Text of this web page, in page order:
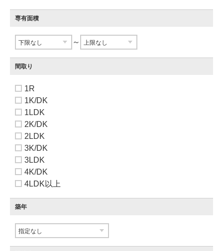
専有面積
～
間取り
1R
1K/DK
1LDK
2K/DK
2LDK
3K/DK
3LDK
4K/DK
4LDK以上
築年